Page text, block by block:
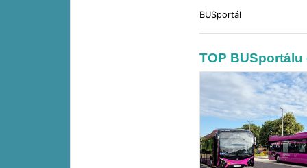
BUSportál
TOP